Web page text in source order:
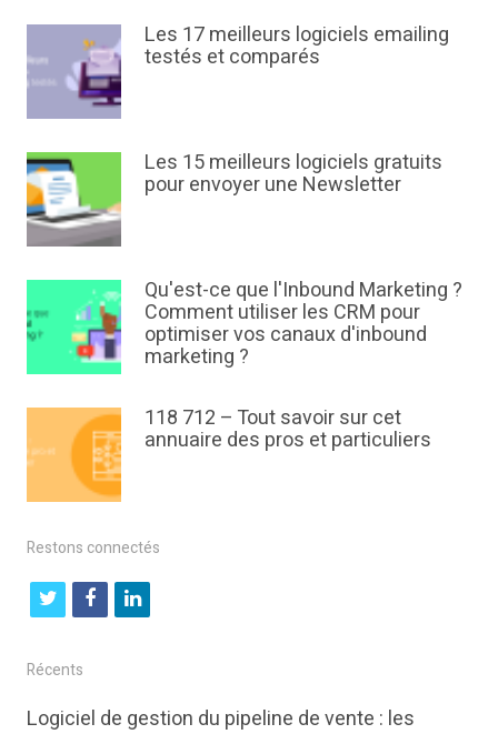
Les 17 meilleurs logiciels emailing
testés et comparés
Les 15 meilleurs logiciels gratuits
pour envoyer une Newsletter
Qu'est-ce que l'Inbound Marketing ?
Comment utiliser les CRM pour
optimiser vos canaux d'inbound
marketing ?
118 712 – Tout savoir sur cet
annuaire des pros et particuliers
Restons connectés
t
i
t
f
l
Récents
Logiciel de gestion du pipeline de vente : les